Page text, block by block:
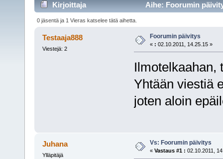
Kirjoittaja Aihe: Foorumin
0 jäsentä ja 1 Vieras katselee tätä aihetta.
Testaaja888
Viestejä: 2
Foorumin päivitys
« : 02.10.2011, 14.25.15 »
Ilmotelkaahan,
Yhtään viestiä
joten aloin
Juhana
Ylläpitäjä
Vs: Foorumin päivitys
« Vastaus #1 : 02.10.2011,